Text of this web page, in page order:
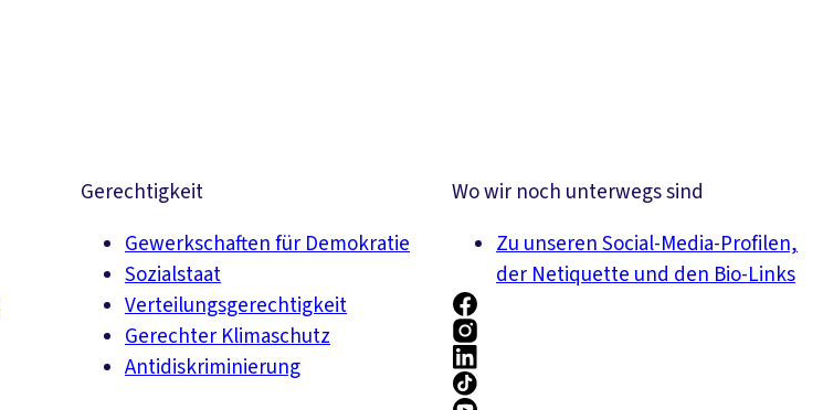
Gerechtigkeit
Gewerkschaften für Demokratie
Sozialstaat
Verteilungsgerechtigkeit
Gerechter Klimaschutz
Antidiskriminierung
Wo wir noch unterwegs sind
Zu unseren Social-Media-Profilen,
der Netiquette und den Bio-Links